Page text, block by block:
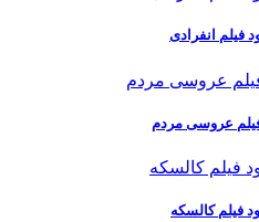
فیلم انفرادی
فیلم عروسی مردم
فیلم کالسکه